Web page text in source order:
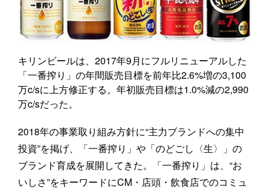
キリンビールは、2017年9月にフルリニューアルした
「一番搾り」の年間販売目標を前年比2.6%増の3,100
万c/sに上方修正する。年初販売目標は1.0%減の2,990
万c/sだった。
2018年の事業取り組み方針に“主力ブランドへの集中
投資”を掲げ、「一番搾り」や「のどごし〈生〉」の
ブランド育成を展開してきた。「一番搾り」は、“お
いしさ”をキーワードにCM・店頭・飲食店でのコミュ